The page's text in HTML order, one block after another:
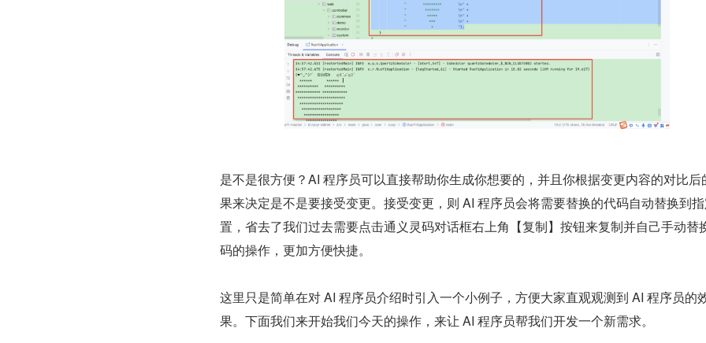
是不是很方便？AI 程序员可以直接帮助你生成你想要的，并且你根据变更内容的对比后
果来决定是不是要接受变更。接受变更，则 AI 程序员会将需要替换的代码自动替换到
置，省去了我们过去需要点击通义灵码对话框右上角【复制】按钮来复制并自己手动替
码的操作，更加方便快捷。
这里只是简单在对 AI 程序员介绍时引入一个小例子，方便大家直观观测到 AI 程序员的
果。下面我们来开始我们今天的操作，来让 AI 程序员帮我们开发一个新需求。